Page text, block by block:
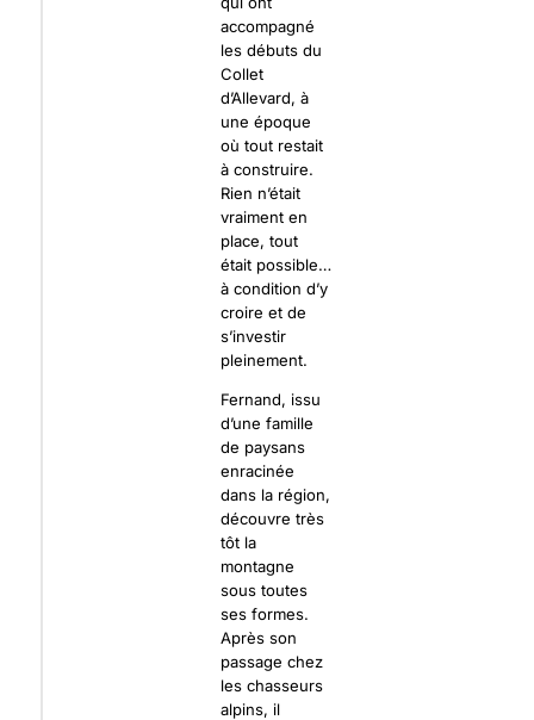
accompagné
les débuts du
Collet
d’Allevard, à
une époque
où tout restait
à construire.
Rien n’était
vraiment en
place, tout
était possible…
à condition d’y
croire et de
s’investir
pleinement.
Fernand, issu
d’une famille
de paysans
enracinée
dans la région,
découvre très
tôt la
montagne
sous toutes
ses formes.
Après son
passage chez
les chasseurs
alpins, il